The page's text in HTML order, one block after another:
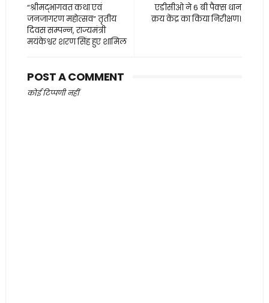
एडीसीओ ने 6 बी पैक्स धान
क्रय केंद्र का किया निरीक्षण।
“श्रीमद्भागवत कथा एवं
जनजागरण महोत्सव” तृतीय
दिवस सम्पन्न, राज्यमंत्री
मयंकेश्वर शरण सिंह हुए शामिल
POST A COMMENT
कोई टिप्पणी नहीं